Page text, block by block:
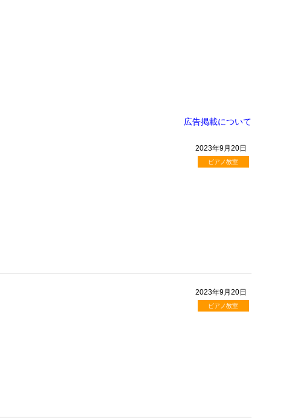
広告掲載について
2023年9月20日
ピアノ教室
2023年9月20日
ピアノ教室